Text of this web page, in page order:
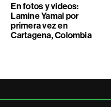
En fotos y videos:
Lamine Yamal por
primera vez en
Cartagena, Colombia